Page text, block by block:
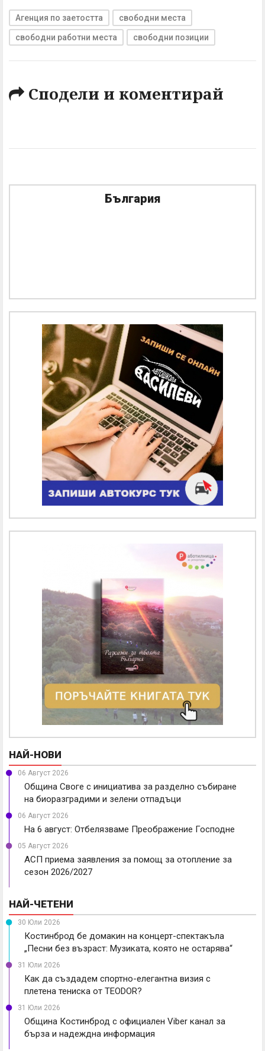
Агенция по заетостта свободни места
свободни работни места свободни позиции
Сподели и коментирай
България
НАЙ-НОВИ
06 Август 2026
Община Своге с инициатива за разделно събиране
на биоразградими и зелени отпадъци
06 Август 2026
На 6 август: Отбелязваме Преображение Господне
05 Август 2026
АСП приема заявления за помощ за отопление за
сезон 2026/2027
НАЙ-ЧЕТЕНИ
30 Юли 2026
Костинброд бе домакин на концерт-спектакъла
„Песни без възраст: Музиката, която не остарява“
31 Юли 2026
Как да създадем спортно-елегантна визия с
плетена тениска от TEODOR?
31 Юли 2026
Община Костинброд с официален Viber канал за
бърза и надеждна информация